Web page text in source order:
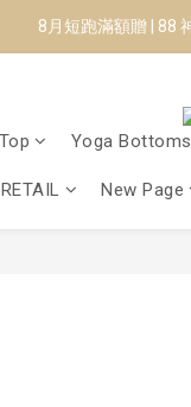
8月短跑滿額贈 | 88
8月短跑滿額贈 | 88
Manduka-跟著青蛙
8月短跑滿額贈 | 88
Yoga Bottoms
New Page